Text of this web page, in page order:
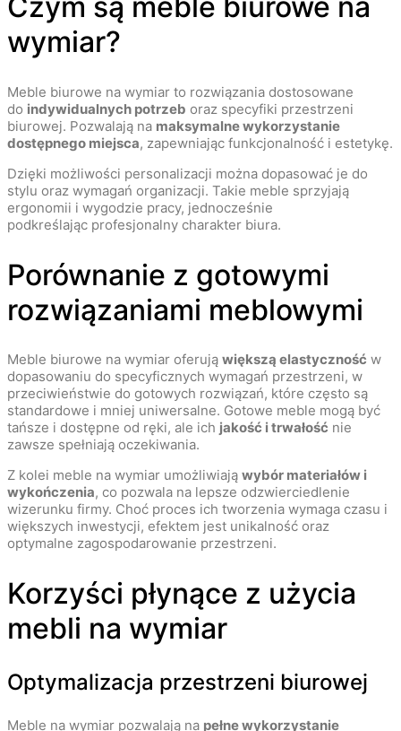
Czym są meble biurowe na
wymiar?
Meble biurowe na wymiar to rozwiązania dostosowane
do indywidualnych potrzeb oraz specyfiki przestrzeni
biurowej. Pozwalają na maksymalne wykorzystanie
dostępnego miejsca, zapewniając funkcjonalność i estetykę.
Dzięki możliwości personalizacji można dopasować je do
stylu oraz wymagań organizacji. Takie meble sprzyjają
ergonomii i wygodzie pracy, jednocześnie
podkreślając profesjonalny charakter biura.
Porównanie z gotowymi
rozwiązaniami meblowymi
Meble biurowe na wymiar oferują większą elastyczność w
dopasowaniu do specyficznych wymagań przestrzeni, w
przeciwieństwie do gotowych rozwiązań, które często są
standardowe i mniej uniwersalne. Gotowe meble mogą być
tańsze i dostępne od ręki, ale ich jakość i trwałość nie
zawsze spełniają oczekiwania.
Z kolei meble na wymiar umożliwiają wybór materiałów i
wykończenia, co pozwala na lepsze odzwierciedlenie
wizerunku firmy. Choć proces ich tworzenia wymaga czasu i
większych inwestycji, efektem jest unikalność oraz
optymalne zagospodarowanie przestrzeni.
Korzyści płynące z użycia
mebli na wymiar
Optymalizacja przestrzeni biurowej
Meble na wymiar pozwalają na pełne wykorzystanie